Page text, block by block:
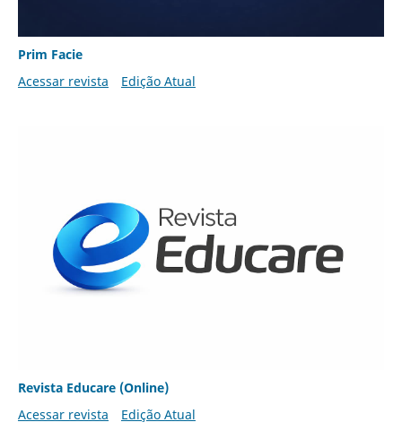
Prim Facie
Acessar revista
Edição Atual
Revista Educare (Online)
Acessar revista
Edição Atual